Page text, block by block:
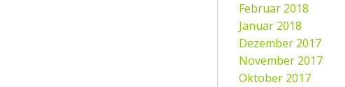
Februar 2018
Januar 2018
Dezember 2017
November 2017
Oktober 2017